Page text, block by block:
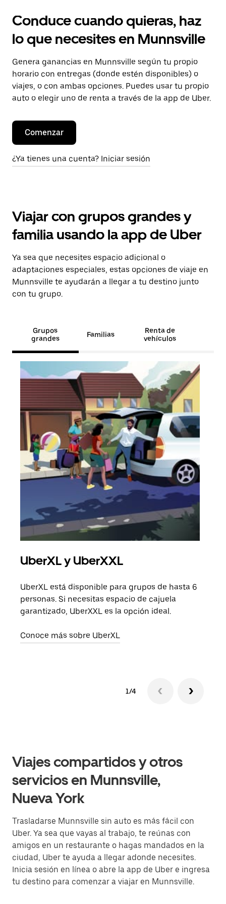
Conduce cuando quieras, haz
lo que necesites en Munnsville
Genera ganancias en Munnsville según tu propio
horario con entregas (donde estén disponibles) o
viajes, o con ambas opciones. Puedes usar tu propio
auto o elegir uno de renta a través de la app de Uber.
Comenzar
¿Ya tienes una cuenta? Iniciar sesión
Viajar con grupos grandes y
familia usando la app de Uber
Ya sea que necesites espacio adicional o
adaptaciones especiales, estas opciones de viaje en
Munnsville te ayudarán a llegar a tu destino junto
con tu grupo.
Grupos
grandes
Familias
Renta de
vehículos
UberXL y UberXXL
UberXL está disponible para grupos de hasta 6
personas. Si necesitas espacio de cajuela
garantizado, UberXXL es la opción ideal.
Conoce más sobre UberXL
1/4
Viajes compartidos y otros
servicios en Munnsville,
Nueva York
Trasladarse Munnsville sin auto es más fácil con
Uber. Ya sea que vayas al trabajo, te reúnas con
amigos en un restaurante o hagas mandados en la
ciudad, Uber te ayuda a llegar adonde necesites.
Inicia sesión en línea o abre la app de Uber e ingresa
tu destino para comenzar a viajar en Munnsville.